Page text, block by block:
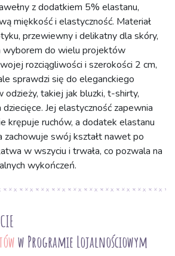
z dodatkiem 5% elastanu,
miękkość i elastyczność. Materiał
przewiewny i delikatny dla skóry,
wyborem do wielu projektów
rozciągliwości i szerokości 2 cm,
sprawdzi się do eleganckiego
odzieży, takiej jak bluzki, t-shirty,
Jej elastyczność zapewnia
krępuje ruchów, a dodatek elastanu
zachowuje swój kształt nawet po
w wszyciu i trwała, co pozwala na
wykończeń.
w Programie Lojalnościowym